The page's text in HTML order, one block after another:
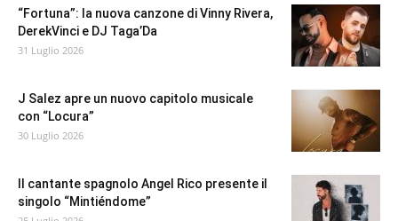
“Fortuna”: la nuova canzone di Vinny Rivera,
DerekVinci e DJ Taga’Da
31 Luglio 2026
J Salez apre un nuovo capitolo musicale
con “Locura”
30 Luglio 2026
Il cantante spagnolo Angel Rico presente il
singolo “Mintiéndome”